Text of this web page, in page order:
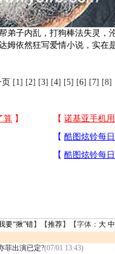
子内乱，打狗棒法失灵，
姆依然狂写爱情小说，实在
[1] [2] [3] [4] [5] [6] [7] [8]
要“揪”错】【推荐】【字体： 大 中
菲出演已定?(07/01 13:43)